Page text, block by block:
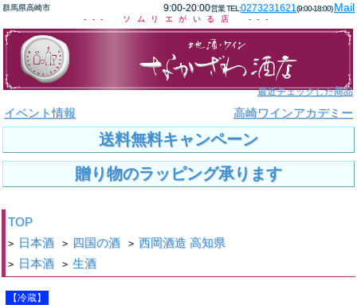
群馬県高崎市 9:00-20:00営業 TEL:0273231621(9:00-18:00)Mail
--- ソムリエがいる店 ---
最近チェックした商品
イベント情報 高崎ワインアカデミー
送料無料キャンペーン
贈り物のラッピング承ります
TOP
> 日本酒 > 四国の酒 > 西岡酒造 高知県
> 日本酒 > 生酒
【冷蔵】